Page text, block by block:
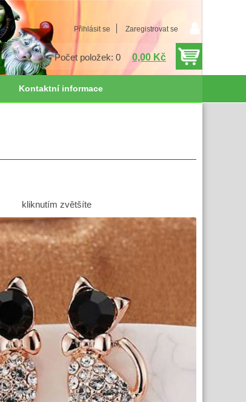
Přihlásit se Zaregistrovat se
Počet položek: 0 0,00 Kč
Kontaktní informace
kliknutím zvětšíte